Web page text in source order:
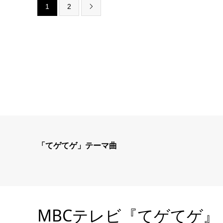
1 2 
「てゲてゲ」テーマ曲
MBCテレビ『てゲてゲ』